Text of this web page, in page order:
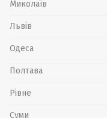
Миколаїв
Львів
Одеса
Полтава
Рівне
Суми